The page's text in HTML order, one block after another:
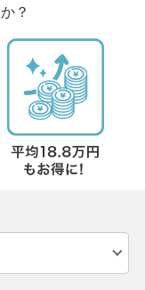
？